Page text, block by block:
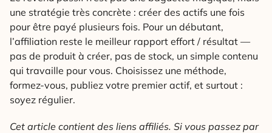
une stratégie très concrète : créer des actifs une fois
pour être payé plusieurs fois. Pour un débutant,
l’affiliation reste le meilleur rapport effort / résultat —
pas de produit à créer, pas de stock, un simple contenu
qui travaille pour vous. Choisissez une méthode,
formez-vous, publiez votre premier actif, et surtout :
soyez régulier.
Cet article contient des liens affiliés. Si vous passez par